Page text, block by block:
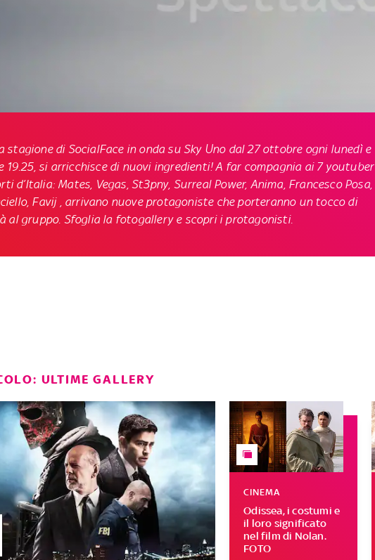
stagione diSocialFacein onda su Sky Uno dal 27 ottobre ogni lunedì e
19.25, si arricchisce di nuovi ingredienti! A far compagnia ai 7 youtuber
d’Italia: Mates, Vegas, St3pny, Surreal Power, Anima, Francesco Posa,
Favij , arrivano nuove protagoniste che porteranno un tocco di
al gruppo. Sfoglia la fotogallery e scopri i protagonisti.
ULTIME GALLERY
Odissea, i costumi e
il loro significato
nel film di Nolan.
FOTO
CINEMA